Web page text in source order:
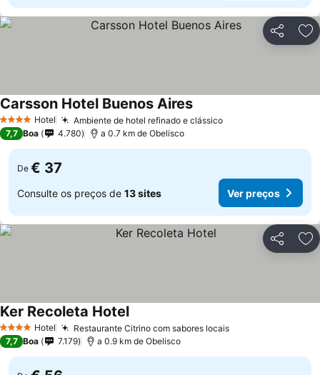
Partilhar
4 EstrelasHotel Ambiente de hotel refinado e clássico
Carsson Hotel Buenos Aires
7,7 Boa 4.780 a 0.7 km de Obelisco
De € 37
Consulte os preços de 13 sites Ver preços
Partilhar
4 EstrelasHotel Restaurante Citrino com sabores locais
Ker Recoleta Hotel
7,7 Boa 7.179 a 0.9 km de Obelisco